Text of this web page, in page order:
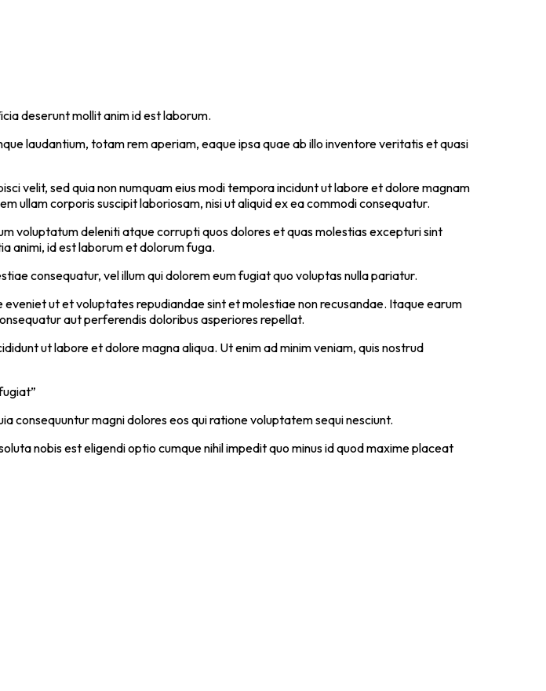
deserunt mollit anim id est laborum.
laudantium, totam rem aperiam, eaque ipsa quae ab illo inventore veritatis et quasi
velit, sed quia non numquam eius modi tempora incidunt ut labore et dolore magnam
ullam corporis suscipit laboriosam, nisi ut aliquid ex ea commodi consequatur.
voluptatum deleniti atque corrupti quos dolores et quas molestias excepturi sint
animi, id est laborum et dolorum fuga.
consequatur, vel illum qui dolorem eum fugiat quo voluptas nulla pariatur.
ut et voluptates repudiandae sint et molestiae non recusandae. Itaque earum
aut perferendis doloribus asperiores repellat.
ut labore et dolore magna aliqua. Ut enim ad minim veniam, quis nostrud
consequuntur magni dolores eos qui ratione voluptatem sequi nesciunt.
nobis est eligendi optio cumque nihil impedit quo minus id quod maxime placeat